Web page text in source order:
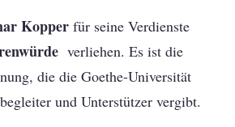
Kopper für seine Verdienste
verliehen. Es ist die
die die Goethe-Universität
und Unterstützer vergibt.